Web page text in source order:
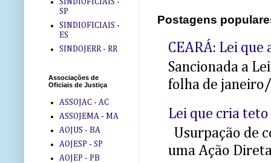
Postagens
CEARÁ: Lei
Sancionada a
folha de
Lei que cria
Usurpação de
uma Ação
SINDIOFICIAIS -
SP
SINDIOFICIAIS -
ES
SINDOJERR - RR
Associações de
Oficiais de Justiça
ASSOJAC - AC
ASSOJEMA - MA
AOJUS - BA
AOJESP - SP
AOJEP - PB